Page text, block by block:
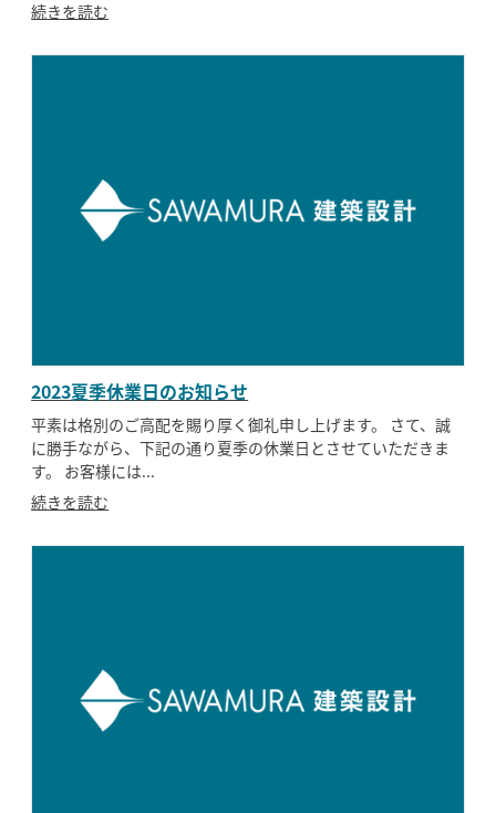
続きを読む
2023夏季休業日のお知らせ
平素は格別のご高配を賜り厚く御礼申し上げます。 さて、誠
に勝手ながら、下記の通り夏季の休業日とさせていただきま
す。 お客様には...
続きを読む